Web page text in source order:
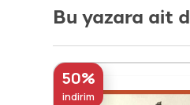
Bu yazara ait
50%
indirim